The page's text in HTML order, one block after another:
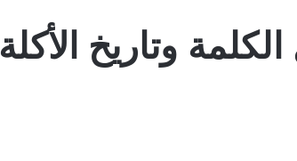
وتاريخ الأكلة